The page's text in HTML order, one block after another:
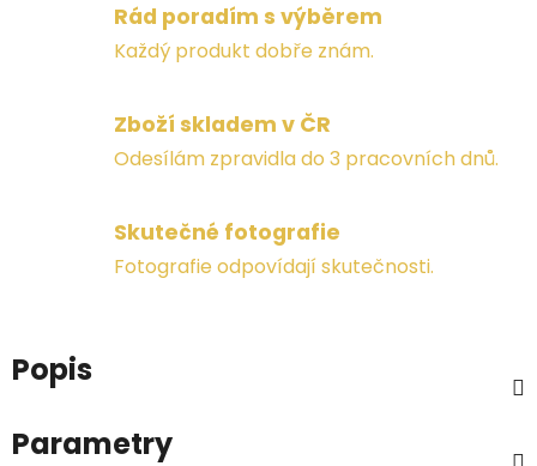
Rád poradím s výběrem
Každý produkt dobře znám.
Zboží skladem v ČR
Odesílám zpravidla do 3 pracovních dnů.
Skutečné fotografie
Fotografie odpovídají skutečnosti.
Popis
Parametry